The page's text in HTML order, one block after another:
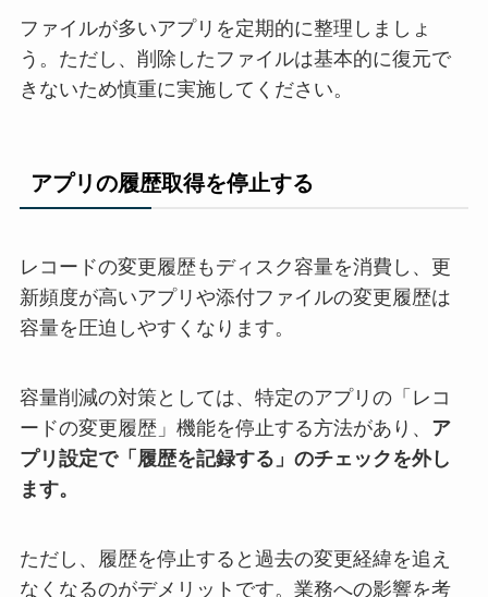
ファイルが多いアプリを定期的に整理しましょ
う。ただし、削除したファイルは基本的に復元で
きないため慎重に実施してください。
アプリの履歴取得を停止する
レコードの変更履歴もディスク容量を消費し、更
新頻度が高いアプリや添付ファイルの変更履歴は
容量を圧迫しやすくなります。
容量削減の対策としては、特定のアプリの「レコ
ードの変更履歴」機能を停止する方法があり、 ア
プリ設定で「履歴を記録する」のチェックを外し
ます。
ただし、履歴を停止すると過去の変更経緯を追え
なくなるのがデメリットです。業務への影響を考